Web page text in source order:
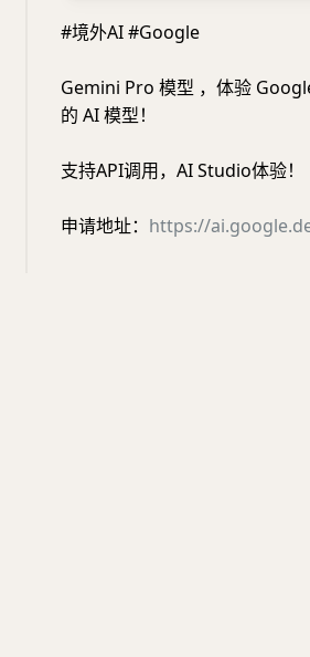
#境外AI #Google
Gemini Pro 模型 ，体验
的 AI 模型！
支持API调用，AI Studio体验！
申请地址： https://